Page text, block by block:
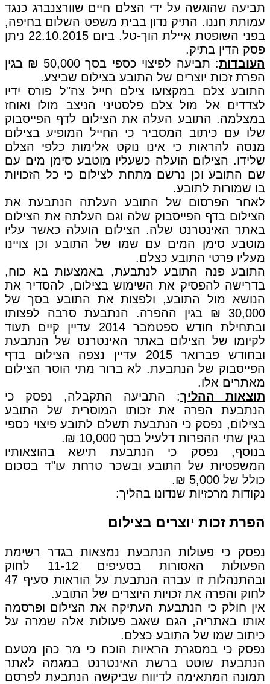
תביעה שהוגשה על ידי הצלם חיים שוורצנברג כנגד
עמותת חננו. התיק נדון בבית משפט השלום בחיפה,
בפני השופטת איילת הוך-טל. ביום 22.10.2015 ניתן
פסק הדין בתיק.
העובדות
: תביעה לפיצוי כספי בסך 50,000 ₪ בגין
הפרת זכות יוצרים של התובע בצילום שביצע.
התובע צלם במקצועו צילם חייל צה"ל פורס ידיו
לצדדים אל מול צלם פלסטיני הניצב מולו ואוחז
במצלמה. התובע העלה את הצילום לדף הפייסבוק
שלו עם כיתוב המסביר כי החייל המופיע בצילום
מנסה להראות כי אינו נוקט אלימות כלפי הצלם
שלידו. הצילום הועלה כשעליו מוטבע סימן מים עם
שם התובע וכן נרשם מתחת לצילום כי כל הזכויות
בו שמורות לתובע.
לאחר הפרסום של התובע העלתה הנתבעת את
הצילום בדף הפייסבוק שלה וגם העלתה את הצילום
באתר האינטרנט שלה. הצילום הועלה כאשר עליו
מוטבע סימן המים עם שמו של התובע וכן צויינו
מעליו פרטי התובע כצלם.
התובע פנה התובע לנתבעת, באמצעות בא כוח,
בדרישה להפסיק את השימוש בצילום, להסדיר את
הנושא מול התובע, ולפצות את התובע בסך של
30,000 ₪ בגין ההפרה. הנתבעת סרבה לפצותו
ובתחילת חודש ספטמבר 2014 עדיין קיים תעוד
לקיומו של הצילום באתר האינטרנט של הנתבעת
ובחודש פברואר 2015 עדיין נצפה הצילום בדף
הפייסבוק של הנתבעת. לא ברור מתי הוסר הצילום
מאתרים אלו.
תוצאות ההליך: התביעה התקבלה, נפסק כי
הנתבעת הפרה את זכותו המוסרית של התובע
בצילום, נפסק כי הנתבעת תשלם לתובע פיצוי כספי
בגין שתי ההפרות דלעיל בסך 10,000 ₪.
בנוסף, נפסק כי הנתבעת תישא בהוצאותיו
המשפטיות של התובע ובשכר טרחת עו"ד בסכום
כולל של 5,000 ₪.
נקודות מרכזיות שנדונו בהליך:
הפרת זכות יוצרים בצילום
נפסק כי פעולות הנתבעת נמצאות בגדר רשימת
הפעולות האסורות בסעיפים 11-12 לחוק
ובהתנהלות זו עברה הנתבעת על הוראות סעיף 47
לחוק והפרה את זכויות היוצרים של התובע.
אין חולק כי הנתבעת העתיקה את הצילום ופרסמה
אותו באתריה, הגם שאגב פעולות אלה שמרה על
כיתוב שמו של התובע כצלם.
נפסק כי במסגרת הראיות הוכח כי מר כהן מטעם
הנתבעת שוטט ברשת האינטרנט במגמה לאתר
תמונה המתאימה לדיווח שביקשה הנתבעת לפרסם